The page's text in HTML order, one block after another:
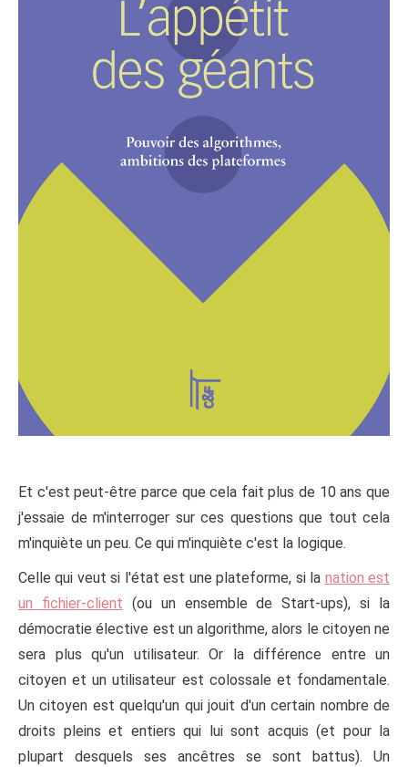
Et c'est peut-être parce que cela fait plus de 10 ans que
j'essaie de m'interroger sur ces questions que tout cela
m'inquiète un peu. Ce qui m'inquiète c'est la logique.
Celle qui veut si l'état est une plateforme, si la nation est
un fichier-client (ou un ensemble de Start-ups), si la
démocratie élective est un algorithme, alors le citoyen ne
sera plus qu'un utilisateur. Or la différence entre un
citoyen et un utilisateur est colossale et fondamentale.
Un citoyen est quelqu'un qui jouit d'un certain nombre de
droits pleins et entiers qui lui sont acquis (et pour la
plupart desquels ses ancêtres se sont battus). Un